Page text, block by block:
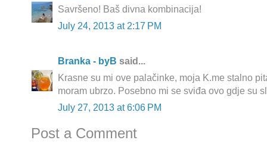
Savršeno! Baš divna kombinacija!
July 24, 2013 at 2:17 PM
Branka - byB said...
Krasne su mi ove palačinke, moja K.me stalno
moram ubrzo. Posebno mi se sviđa ovo gdje su
July 27, 2013 at 6:06 PM
Post a Comment